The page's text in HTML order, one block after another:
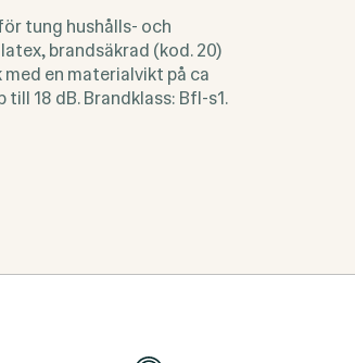
tung hushålls- och
brandsäkrad (kod. 20)
en materialvikt på ca
18 dB. Brandklass: Bfl-s1.